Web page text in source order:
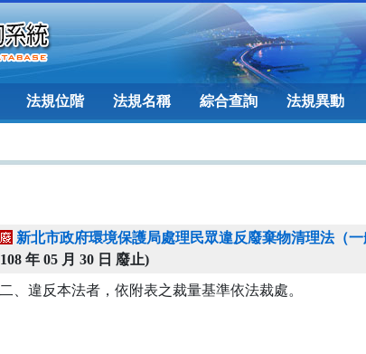
法規位階 法規名稱 綜合查詢 法規異動
新北市政府環境保護局處理民眾違反廢棄物清理法（
108 年 05 月 30 日 廢止)
二、違反本法者，依附表之裁量基準依法裁處。